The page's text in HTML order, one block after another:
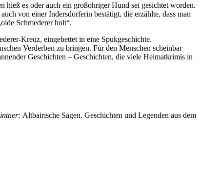
hieß es oder auch ein großohriger Hund sei gesichtet worden.
von einer Indersdorferin bestätigt, die erzählte, dass man
Schmederer holt“.
Kreuz, eingebettet in eine Spukgeschichte.
Verderben zu bringen. Für den Menschen scheinbar
Geschichten – Geschichten, die viele Heimatkrimis in
Altbairische Sagen. Geschichten und Legenden aus dem